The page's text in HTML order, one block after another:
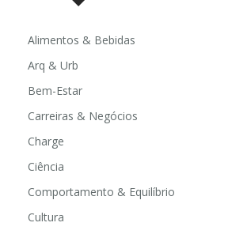
Alimentos & Bebidas
Arq & Urb
Bem-Estar
Carreiras & Negócios
Charge
Ciência
Comportamento & Equilíbrio
Cultura